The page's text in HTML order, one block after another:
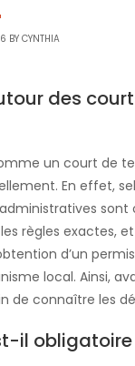
BY CYNTHIA
des
un court de
En effet,
sont
règles exactes,
d’un
local. Ainsi,
de connaître les
il obligatoire